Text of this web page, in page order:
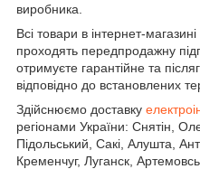
виробника.
Всі товари в інтернет-
проходять передпродажну
отримуєте гарантійне та
відповідно до встановлених
Здійснюємо доставку
регіонами України: Снятін,
Підольський, Сакі, Алушта,
Кременчуг, Луганск,